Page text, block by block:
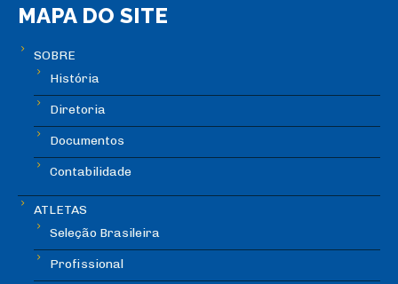
MAPA DO SITE
SOBRE
História
Diretoria
Documentos
Contabilidade
ATLETAS
Seleção Brasileira
Profissional